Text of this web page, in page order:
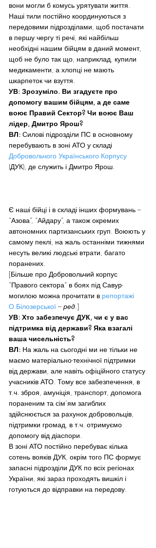
вони могли б комусь урятувати життя.
Наші тили постійно координуються з
передовими підрозділами, щоб постачати
в першу чергу ті речі, які найбільш
необхідні нашим бійцям в даний момент,
щоб не було так що, наприклад, купили
медикаменти, а хлопці не мають
шкарпеток чи взуття.
УВ: Зрозуміло. Ви згадуєте про
допомогу вашим бійцям, а де саме
воює Правий Сектор? Чи воює Ваш
лідер, Дмитро Ярош?
ВЛ: Силові підрозділи ПС в основному
перебувають в зоні АТО у складі
Добровольчого Українського Корпусу
(ДУК), де служить і Дмитро Ярош.
Є наші бійці і в складі інших формувань –
“Азова”, “Айдару”, а також окремих
автономних партизанських груп. Воюють у
самому пеклі, на жаль останніми тижнями
несуть великі людські втрати, багато
поранених.
[Більше про Добровольчий корпус
“Правого сектора” в боях під Савур-
могилою можна прочитати в репортажі
О.Білозерської – ред.]
УВ: Хто забезпечує ДУК, чи є у вас
підтримка від держави? Яка взагалі
ваша чисельність?
ВЛ: На жаль на сьогодні ми не тільки не
маємо матеріально-технічної підтримки
від держави, але навіть офіційного статусу
учасників АТО. Тому все забезпечення, в
т.ч. зброя, амуніція, транспорт, допомога
пораненим та сім’ям загиблих
здійснюється за рахунок добровольців,
підтримки громад, в т.ч. отримуємо
допомогу від діаспори.
В зоні АТО постійно перебуває кілька
сотень вояків ДУК, окрім того ПС формує
запасні підрозділи ДУК по всіх регіонах
України, які зараз проходять вишкіл і
готуються до відправки на передову.